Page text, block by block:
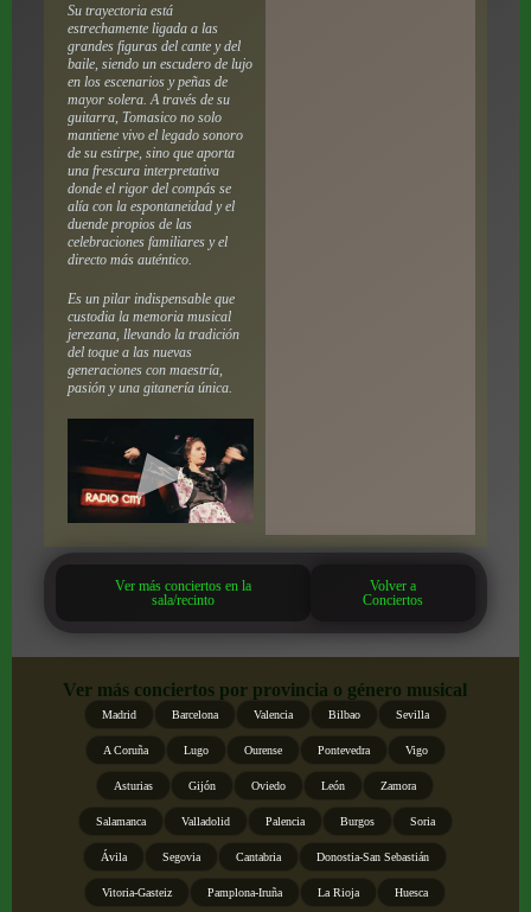
Su trayectoria está
estrechamente ligada a las
grandes figuras del cante y del
baile, siendo un escudero de lujo
en los escenarios y peñas de
mayor solera. A través de su
guitarra, Tomasico no solo
mantiene vivo el legado sonoro
de su estirpe, sino que aporta
una frescura interpretativa
donde el rigor del compás se
alía con la espontaneidad y el
duende propios de las
celebraciones familiares y el
directo más auténtico.
Es un pilar indispensable que
custodia la memoria musical
jerezana, llevando la tradición
del toque a las nuevas
generaciones con maestría,
pasión y una gitanería única.
Ver más conciertos en la
sala/recinto
Volver a
Conciertos
Ver más conciertos por provincia o género musical
Madrid Barcelona Valencia Bilbao Sevilla
A Coruña Lugo Ourense Pontevedra Vigo
Asturias Gijón Oviedo León Zamora
Salamanca Valladolid Palencia Burgos Soria
Ávila Segovia Cantabria Donostia-San Sebastián
Vitoria-Gasteiz Pamplona-Iruña La Rioja Huesca